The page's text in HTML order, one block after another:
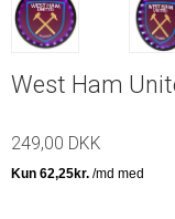
West Ham
249,00 DKK